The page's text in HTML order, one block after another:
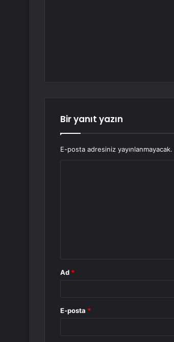
Bir yanıt yazın
E-posta adresiniz yayınlanmayacak.
Ad *
E-posta *